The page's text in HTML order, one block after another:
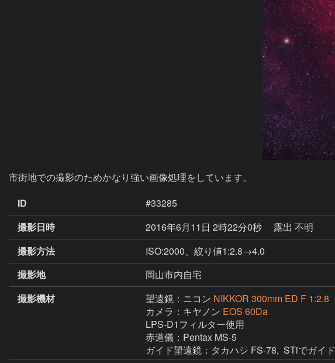
市街地での撮影のためかなり強い画像処理をしています。
ID
#33285
撮影日時
2016年6月11日 2時22分0秒
露出 不明
撮影方法
ISO:2000、絞り値1:2.8→4.0
撮影地
岡山市内自宅
撮影機材
望遠鏡：ニコン NIKKOR 300mm ED F 1:2.8
カメラ：キヤノン EOS 60Da
LPS-D1フィルター使用
赤道儀：Pentax MS-5
ガイド望遠鏡：タカハシ FS-78,  STiでガイド